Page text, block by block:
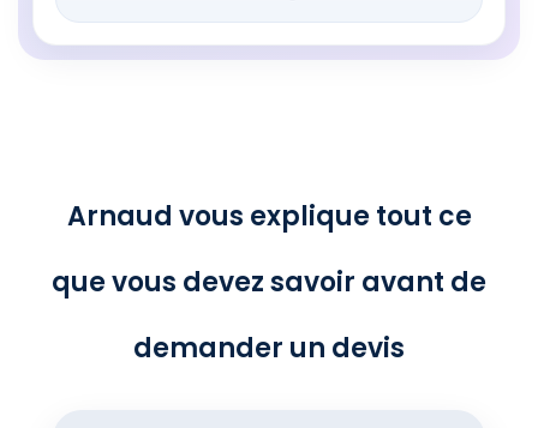
Arnaud vous explique tout ce
que vous devez savoir avant de
demander un devis